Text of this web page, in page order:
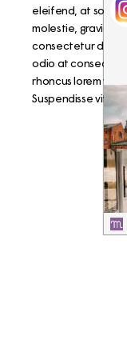
eleifend, at
molestie, gravida
consectetur dui
odio at
rhoncus lorem
Suspendisse vitae